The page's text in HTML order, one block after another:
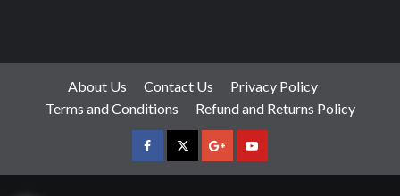
About Us Contact Us
Privacy Policy
Terms and Conditions
Refund and Returns Policy
facebookTwitterGoogleYouTube